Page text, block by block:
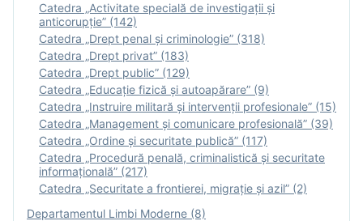
Catedra „Activitate specială de investigaţii şi
anticorupție” (142)
Catedra „Drept penal și criminologie” (318)
Catedra „Drept privat” (183)
Catedra „Drept public” (129)
Catedra „Educație fizică şi autoapărare” (9)
Catedra „Instruire militară şi intervenţii profesionale” (15)
Catedra „Management și comunicare profesională” (39)
Catedra „Ordine și securitate publică” (117)
Catedra „Procedură penală, criminalistică și securitate
informațională” (217)
Catedra „Securitate a frontierei, migrație și azil” (2)
Departamentul Limbi Moderne (8)